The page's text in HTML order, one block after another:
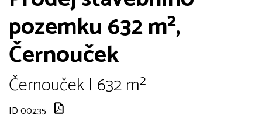
pozemku 632 m²,
Černouček
Černouček | 632 m²
ID 00235